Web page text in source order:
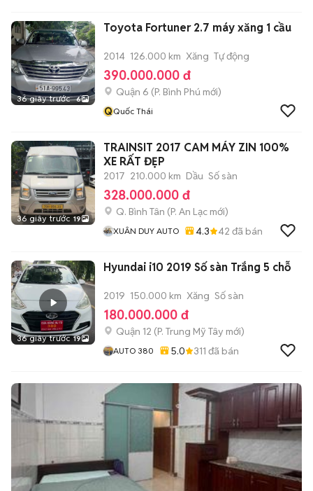
36 giây trước 6
Toyota Fortuner 2.7 máy xăng 1 cầu
2014 126.000 km Xăng Tự động
390.000.000 đ
Quận 6 (P. Bình Phú mới)
QQuốc Thái
36 giây trước 19
TRAINSIT 2017 CAM MÁY ZIN 100%
XE RẤT ĐẸP
2017 210.000 km Dầu Số sàn
328.000.000 đ
Q. Bình Tân (P. An Lạc mới)
XUÂN DUY AUTO 4.3 42 đã bán
36 giây trước 19
Hyundai i10 2019 Số sàn Trắng 5 chỗ
2019 150.000 km Xăng Số sàn
180.000.000 đ
Quận 12 (P. Trung Mỹ Tây mới)
AUTO 380 5.0 311 đã bán